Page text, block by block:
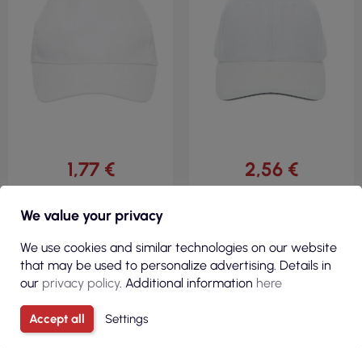
SICHT
1,77 €
Klassische kinderweiße
Promostars-Kappe
2,56 €
We value your privacy
We use cookies and similar technologies on our website
that may be used to personalize advertising. Details in
our privacy policy. Additional information here
Accept all Settings